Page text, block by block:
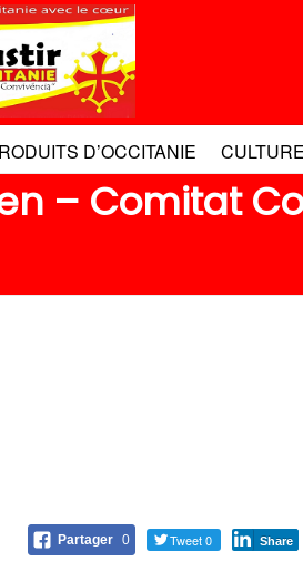
D’OCCITANIE CULTURE
– Comitat
Partager 0 Tweet 0 Share